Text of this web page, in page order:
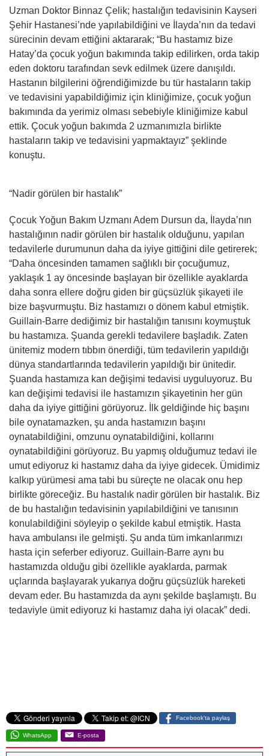
Uzman Doktor Binnaz Çelik; hastalığın tedavisinin Kayseri
Şehir Hastanesi’nde yapılabildiğini ve İlayda’nın da tedavi
sürecinin devam ettiğini aktararak; “Bu hastamız bize
Hatay’da çocuk yoğun bakımında takip edilirken, orda takip
eden doktoru tarafından sevk edilmek üzere danışıldı.
Hastanın bilgilerini öğrendiğimizde bu tür hastaların takip
ve tedavisini yapabildiğimiz için kliniğimize, çocuk yoğun
bakımında da yerimiz olması sebebiyle kliniğimize kabul
ettik. Çocuk yoğun bakımda 2 uzmanımızla birlikte
hastaların takip ve tedavisini yapmaktayız” şeklinde
konuştu.
“Nadir görülen bir hastalık”
Çocuk Yoğun Bakım Uzmanı Adem Dursun da, İlayda’nın
hastalığının nadir görülen bir hastalık olduğunu, yapılan
tedavilerle durumunun daha da iyiye gittiğini dile getirerek;
“Daha öncesinden tamamen sağlıklı bir çocuğumuz,
yaklaşık 1 ay öncesinde başlayan bir özellikle ayaklarda
daha sonra ellere doğru giden bir güçsüzlük şikayeti ile
bize başvurmuştu. Biz hastamızı o dönem kabul etmiştik.
Guillain-Barre dediğimiz bir hastalığın tanısını koymuştuk
bu hastamıza. Şuanda gerekli tedavilere başladık. Zaten
ünitemiz modern tıbbın önerdiği, tüm tedavilerin yapıldığı
dünya standartlarında tedavilerin yapıldığı bir ünitedir.
Şuanda hastamıza kan değişimi tedavisi uyguluyoruz. Bu
kan değişimi tedavisi ile hastamızın şikayetinin her gün
daha da iyiye gittiğini görüyoruz. İlk geldiğinde hiç başını
bile oynatamazken, şu anda hastamızın başını
oynatabildiğini, omzunu oynatabildiğini, kollarını
oynatabildiğini görüyoruz. Bu yapmış olduğumuz tedavi ile
umut ediyoruz ki hastamız daha da iyiye gidecek. Ümidimiz
kalkıp yürümesi ama tabi bu süreçte ne olacak onu hep
birlikte göreceğiz. Bu hastalık nadir görülen bir hastalık. Biz
de bu hastalığın tedavisinin yapılabildiğini ve tanısının
konulabildiğini söyleyip o şekilde kabul etmiştik. Hasta
hava ambulansı ile gelmişti. Şu anda tüm imkanlarımızı
hasta için seferber ediyoruz. Guillain-Barre aynı bu
hastamızda olduğu gibi özellikle ayaklarda, parmak
uçlarında başlayarak yukarıya doğru güçsüzlük hareketi
devam eder. Bu hastamızda da aynı şekilde başlamıştı. Bu
tedaviyle ümit ediyoruz ki hastamız daha iyi olacak” dedi.
Facebook'ta paylaş
WhatsApp E-posta